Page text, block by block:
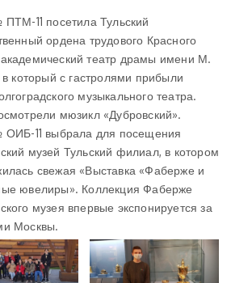
11 посетила Тульский
ордена трудового Красного
театр драмы имени М.
в который с гастролями прибыли
музыкального театра.
мюзикл «Дубровский».
ОИБ-11 выбрала для посещения
музей Тульский филиал, в котором
свежая «Выставка «Фаберже и
ювелиры». Коллекция Фаберже
музея впервые экспонируется за
Москвы.